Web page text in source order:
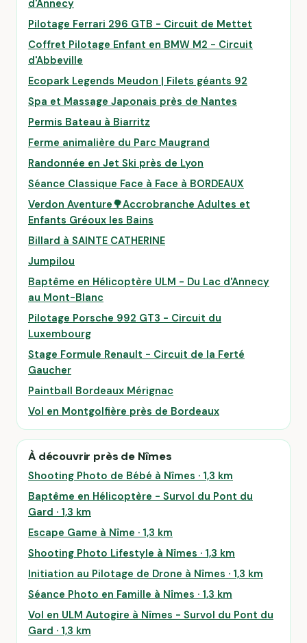
d'Annecy
Pilotage Ferrari 296 GTB - Circuit de Mettet
Coffret Pilotage Enfant en BMW M2 - Circuit
d'Abbeville
Ecopark Legends Meudon | Filets géants 92
Spa et Massage Japonais près de Nantes
Permis Bateau à Biarritz
Ferme animalière du Parc Maugrand
Randonnée en Jet Ski près de Lyon
Séance Classique Face à Face à BORDEAUX
Verdon Aventure🌳Accrobranche Adultes et
Enfants Gréoux les Bains
Billard à SAINTE CATHERINE
Jumpilou
Baptême en Hélicoptère ULM - Du Lac d'Annecy
au Mont-Blanc
Pilotage Porsche 992 GT3 - Circuit du
Luxembourg
Stage Formule Renault - Circuit de la Ferté
Gaucher
Paintball Bordeaux Mérignac
Vol en Montgolfière près de Bordeaux
À découvrir près de Nîmes
Shooting Photo de Bébé à Nîmes · 1,3 km
Baptême en Hélicoptère - Survol du Pont du
Gard · 1,3 km
Escape Game à Nîme · 1,3 km
Shooting Photo Lifestyle à Nîmes · 1,3 km
Initiation au Pilotage de Drone à Nîmes · 1,3 km
Séance Photo en Famille à Nîmes · 1,3 km
Vol en ULM Autogire à Nîmes - Survol du Pont du
Gard · 1,3 km